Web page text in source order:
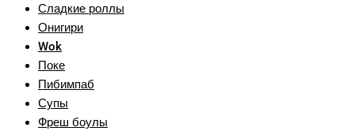
Сладкие роллы
Онигири
Wok
Поке
Пибимпаб
Супы
Фреш боулы